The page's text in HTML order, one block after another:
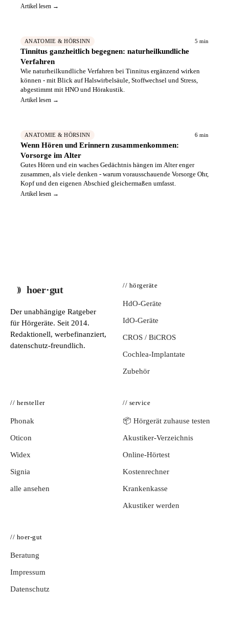
Ergänzung.
Artikel lesen →
ANATOMIE & HÖRSINN 5 min
Tinnitus ganzheitlich begegnen: naturheilkundliche
Verfahren
Wie naturheilkundliche Verfahren bei Tinnitus ergänzend wirken
können - mit Blick auf Halswirbelsäule, Stoffwechsel und Stress,
abgestimmt mit HNO und Hörakustik.
Artikel lesen →
ANATOMIE & HÖRSINN 6 min
Wenn Hören und Erinnern zusammenkommen:
Vorsorge im Alter
Gutes Hören und ein waches Gedächtnis hängen im Alter enger
zusammen, als viele denken - warum vorausschauende Vorsorge Ohr,
Kopf und den eigenen Abschied gleichermaßen umfasst.
Artikel lesen →
hoer·gut
Der unabhängige Ratgeber
für Hörgeräte. Seit 2014.
Redaktionell, werbefinanziert,
datenschutz-freundlich.
// hörgeräte
HdO-Geräte
IdO-Geräte
CROS / BiCROS
Cochlea-Implantate
Zubehör
// hersteller
Phonak
Oticon
Widex
Signia
alle ansehen
// service
📦 Hörgerät zuhause testen
Akustiker-Verzeichnis
Online-Hörtest
Kostenrechner
Krankenkasse
Akustiker werden
// hoer-gut
Beratung
Impressum
Datenschutz